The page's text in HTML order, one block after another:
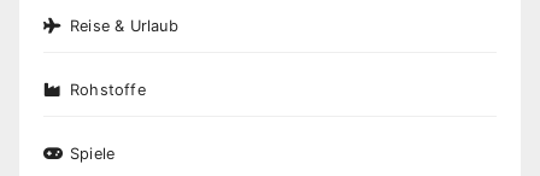
Reise & Urlaub
Rohstoffe
Spiele